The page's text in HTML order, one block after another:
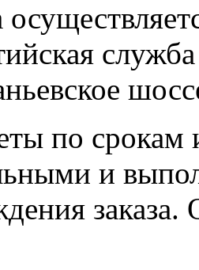
по срокам
и
заказа.